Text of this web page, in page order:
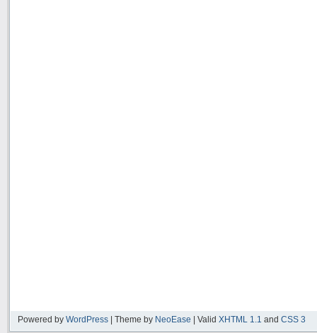
Powered by WordPress | Theme by NeoEase | Valid XHTML 1.1 and CSS 3